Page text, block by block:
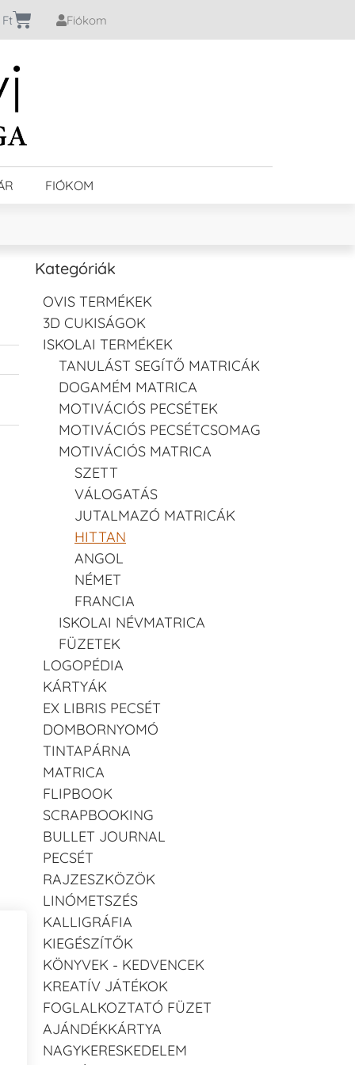
Ft Fiókom
FIÓKOM
Kategóriák
OVIS TERMÉKEK
3D CUKISÁGOK
ISKOLAI TERMÉKEK
TANULÁST SEGÍTŐ MATRICÁK
DOGAMÉM MATRICA
MOTIVÁCIÓS PECSÉTEK
MOTIVÁCIÓS PECSÉTCSOMAG
MOTIVÁCIÓS MATRICA
SZETT
VÁLOGATÁS
JUTALMAZÓ MATRICÁK
HITTAN
ANGOL
NÉMET
FRANCIA
ISKOLAI NÉVMATRICA
FÜZETEK
LOGOPÉDIA
KÁRTYÁK
EX LIBRIS PECSÉT
DOMBORNYOMÓ
TINTAPÁRNA
MATRICA
FLIPBOOK
SCRAPBOOKING
BULLET JOURNAL
PECSÉT
RAJZESZKÖZÖK
LINÓMETSZÉS
KALLIGRÁFIA
KIEGÉSZÍTŐK
KÖNYVEK - KEDVENCEK
KREATÍV JÁTÉKOK
FOGLALKOZTATÓ FÜZET
AJÁNDÉKKÁRTYA
NAGYKERESKEDELEM